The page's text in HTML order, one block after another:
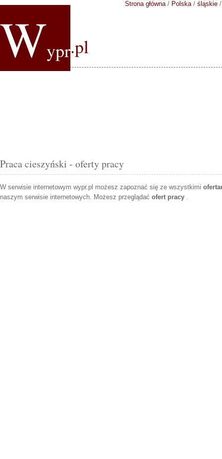
Wypr.pl
Strona główna/ Polska/ śląskie
Praca cieszyński - oferty pracy
W serwisie internetowym wypr.pl możesz zapoznać się ze wszystkimi
naszym serwisie internetowych. Możesz przeglądać ofert pracy .